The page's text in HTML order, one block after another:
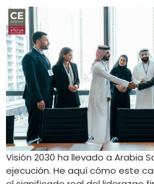
Visión 2030 ha llevado a Arabia
ejecución. He aquí cómo este